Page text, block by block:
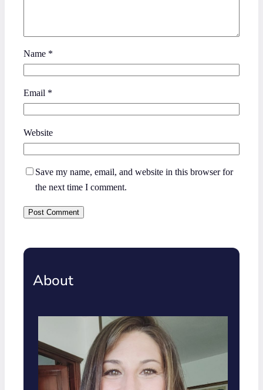
Name *
Email *
Website
Save my name, email, and website in this browser for
the next time I comment.
About